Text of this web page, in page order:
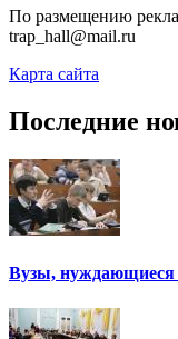
По размещению
trap_hall@mail.ru
Карта сайта
Последние
Вузы, нуждающиеся